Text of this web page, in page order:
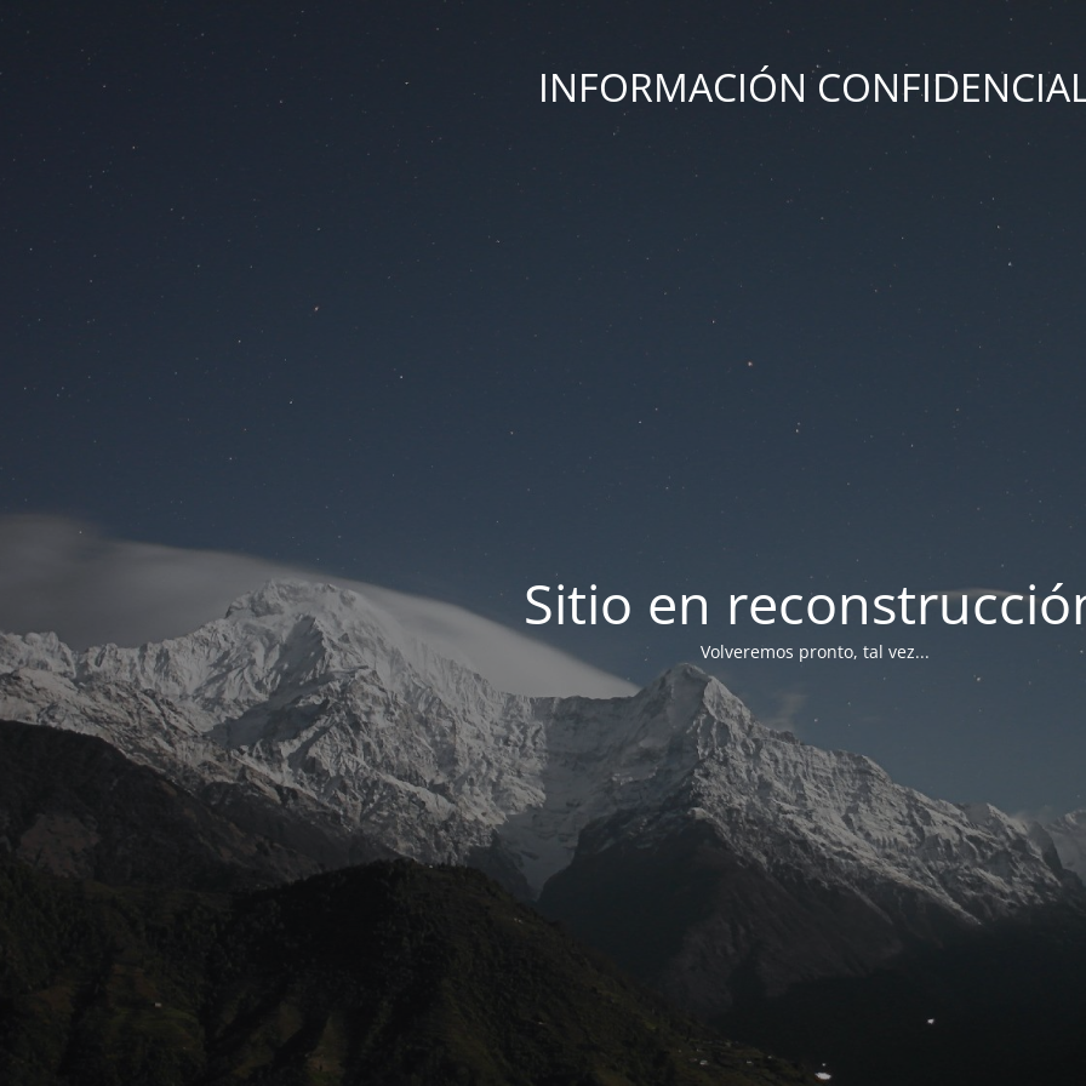
INFORMACIÓN
Sitio en
Volveremos pronto, tal vez...